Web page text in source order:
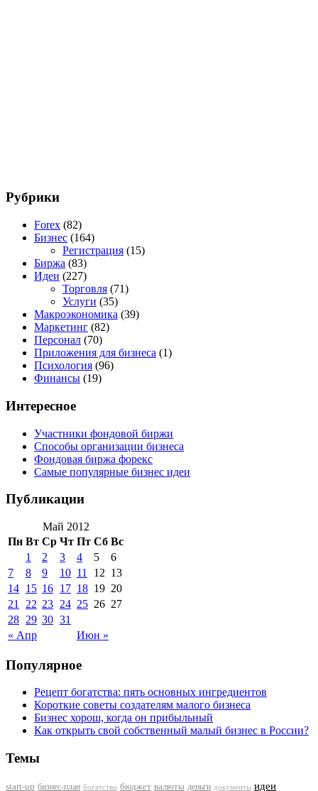
Рубрики
Forex (82)
Бизнес (164)
Регистрация (15)
Биржа (83)
Идеи (227)
Торговля (71)
Услуги (35)
Макроэкономика (39)
Маркетинг (82)
Персонал (70)
Приложения для бизнеса (1)
Психология (96)
Финансы (19)
Интересное
Участники фондовой биржи
Способы организации бизнеса
Фондовая биржа форекс
Самые популярные бизнес идеи
Публикации
Май 2012
Пн Вт Ср Чт Пт Сб Вс
« Апр Июн »
1 2 3 4 5
6
7
8 9 10 11 12 13
14 15 16 17 18 19 20
21
22 23 24 25 26 27
28 29 30 31
Популярное
Рецепт богатства: пять основных ингредиентов
Короткие советы создателям малого бизнеса
Бизнес хорош, когда он прибыльный
Как открыть свой собственный малый бизнес в России?
Темы
start-up бизнес-план богатство бюджет валюты деньги документы идеи